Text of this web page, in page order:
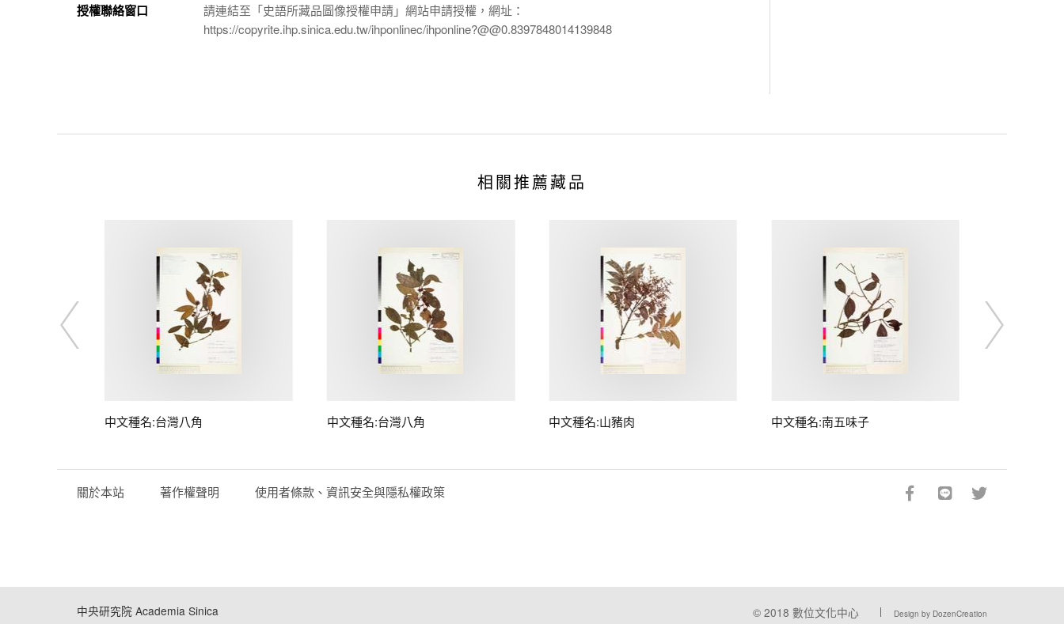
授權聯絡窗口
請連結至「史語所藏品圖像授權申請」網站申請授權，網址：
https://copyrite.ihp.sinica.edu.tw/ihponlinec/ihponline?@@0.8397848014139848
相關推薦藏品
中文種名:台灣八角 中文種名:台灣八角 中文種名:山豬肉 中文種名:南五味子
關於本站 著作權聲明 使用者條款、資訊安全與隱私權政策
中央研究院 Academia Sinica © 2018 數位文化中心 Design by DozenCreation